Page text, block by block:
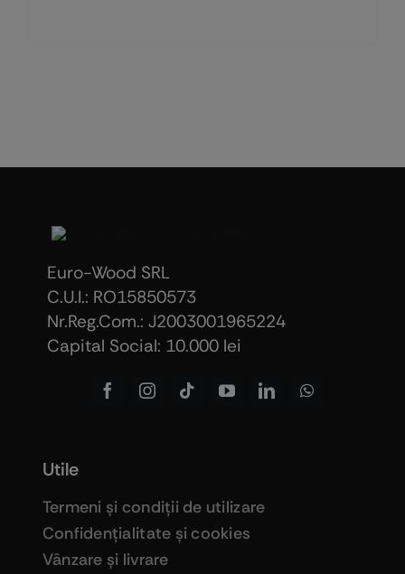
Euro-Wood SRL
C.U.I.: RO15850573
Nr.Reg.Com.: J2003001965224
Capital Social: 10.000 lei
Utile
Termeni şi condiţii de utilizare
Confidenţialitate şi cookies
Vânzare şi livrare